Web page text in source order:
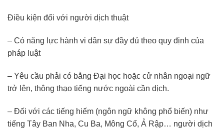
Điều kiện đối với người dịch thuật
– Có năng lực hành vi dân sự đầy đủ theo quy định của
pháp luật
– Yêu cầu phải có bằng Đại học hoặc cử nhân ngoại ngữ
trở lên, thông thạo tiếng nước ngoài cần dịch.
– Đối với các tiếng hiếm (ngôn ngữ không phổ biến) như
tiếng Tây Ban Nha, Cu Ba, Mông Cổ, Ả Rập… người dịch